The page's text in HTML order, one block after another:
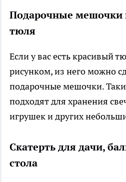
Подарочные мешочки
тюля
Если у вас есть красивый
рисунком, из него можно
подарочные мешочки.
подходят для хранения
игрушек и других
Скатерть для дачи,
стола